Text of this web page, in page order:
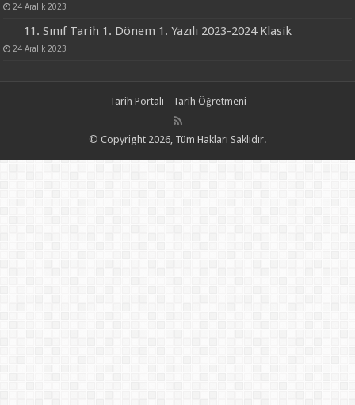
24 Aralık 2023
11. Sınıf Tarih 1. Dönem 1. Yazılı 2023-2024 Klasik
24 Aralık 2023
Tarih Portalı - Tarih Öğretmeni
© Copyright 2026, Tüm Hakları Saklıdır.